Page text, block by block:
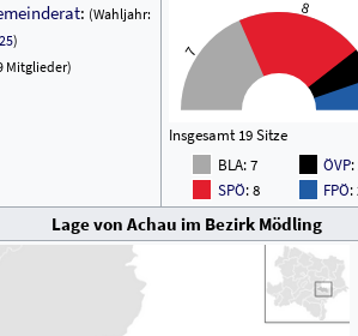
: (Wahljahr:
)
Mitglieder)
7
8
Insgesamt 19 Sitze
BLA: 7
SPÖ: 8
ÖVP:
FPÖ:
Lage von Achau im Bezirk Mödling